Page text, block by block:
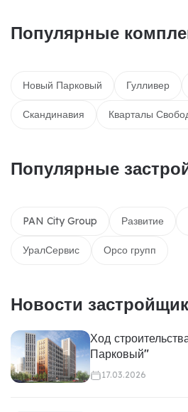
Популярные
Новый Парковый Гулливер
Скандинавия Кварталы
Популярные
PAN City Group Развитие
УралСервис Орсо групп
Новости
Ход
Парковый"
17.03.2026